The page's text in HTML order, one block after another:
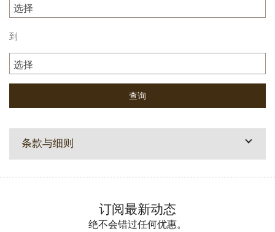
选择
到
选择
条款与细则
订阅最新动态
绝不会错过任何优惠。